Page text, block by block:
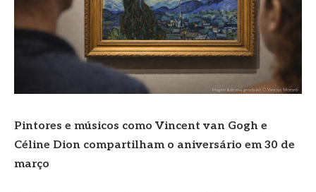
Pintores e músicos como Vincent van Gogh e
Céline Dion compartilham o aniversário em 30 de
março